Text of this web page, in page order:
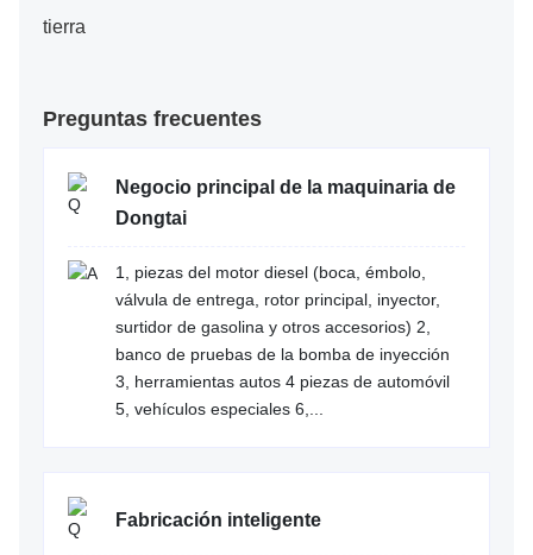
tierra
Preguntas frecuentes
Negocio principal de la maquinaria de
Dongtai
1, piezas del motor diesel (boca, émbolo,
válvula de entrega, rotor principal, inyector,
surtidor de gasolina y otros accesorios) 2,
banco de pruebas de la bomba de inyección
3, herramientas autos 4 piezas de automóvil
5, vehículos especiales 6,...
Fabricación inteligente